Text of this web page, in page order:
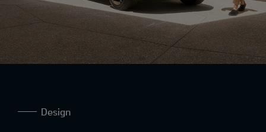
Design